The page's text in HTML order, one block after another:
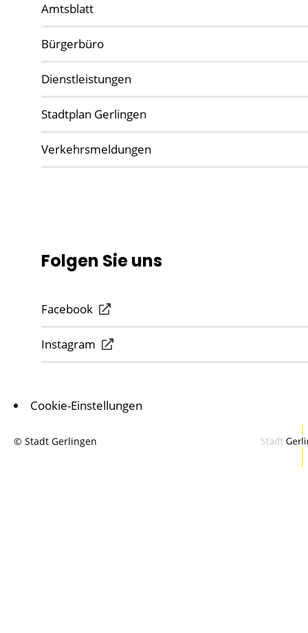
Amtsblatt
Bürgerbüro
Dienstleistungen
Stadtplan Gerlingen
Verkehrsmeldungen
Folgen Sie uns
Facebook
Instagram
Cookie-Einstellungen
© Stadt Gerlingen